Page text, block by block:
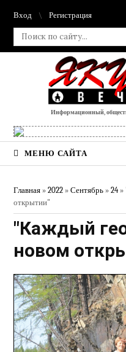
Вход Регистрация
Информационный,
МЕНЮ САЙТА
Главная »2022 » Сентябрь » 24»
открытии"
"Каждый
новом